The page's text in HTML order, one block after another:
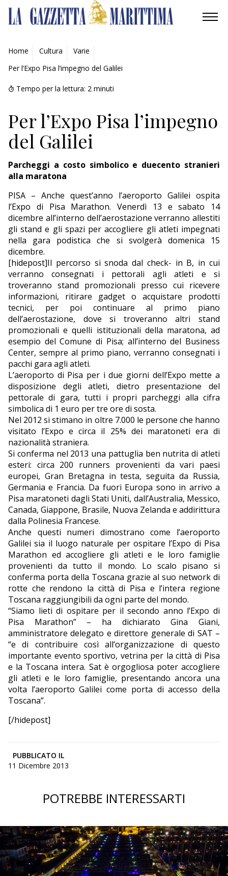
AMBIENTE
MOBILITÀ
INDUSTRIA
RICERCA
ECONOMIA
TURISMO
CULTURA
NAUTICA
EDITORIALI
Home Cultura
Varie
Per l’Expo Pisa l’impegno del Galilei
Tempo per la lettura: 2 minuti
Per l’Expo Pisa l’impegno
del Galilei
Parcheggi a costo simbolico e duecento stranieri
alla maratona
PISA – Anche quest’anno l’aeroporto Galilei ospita
l’Expo di Pisa Marathon. Venerdì 13 e sabato 14
dicembre all’interno dell’aerostazione verranno allestiti
gli stand e gli spazi per accogliere gli atleti impegnati
nella gara podistica che si svolgerà domenica 15
dicembre.
[hidepost]Il percorso si snoda dal check- in B, in cui
verranno consegnati i pettorali agli atleti e si
troveranno stand promozionali presso cui ricevere
informazioni, ritirare gadget o acquistare prodotti
tecnici, per poi continuare al primo piano
dell’aerostazione, dove si troveranno altri stand
promozionali e quelli istituzionali della maratona, ad
esempio del Comune di Pisa; all’interno del Business
Center, sempre al primo piano, verranno consegnati i
pacchi gara agli atleti.
L’aeroporto di Pisa per i due giorni dell’Expo mette a
disposizione degli atleti, dietro presentazione del
pettorale di gara, tutti i propri parcheggi alla cifra
simbolica di 1 euro per tre ore di sosta.
Nel 2012 si stimano in oltre 7.000 le persone che hanno
visitato l’Expo e circa il 25% dei maratoneti era di
nazionalità straniera.
Si conferma nel 2013 una pattuglia ben nutrita di atleti
esteri: circa 200 runners provenienti da vari paesi
europei, Gran Bretagna in testa, seguita da Russia,
Germania e Francia. Da fuori Europa sono in arrivo a
Pisa maratoneti dagli Stati Uniti, dall’Australia, Messico,
Canada, Giappone, Brasile, Nuova Zelanda e addirittura
dalla Polinesia Francese.
Anche questi numeri dimostrano come l’aeroporto
Galilei sia il luogo naturale per ospitare l’Expo di Pisa
Marathon ed accogliere gli atleti e le loro famiglie
provenienti da tutto il mondo. Lo scalo pisano si
conferma porta della Toscana grazie al suo network di
rotte che rendono la città di Pisa e l’intera regione
Toscana raggiungibili da ogni parte del mondo.
“Siamo lieti di ospitare per il secondo anno l’Expo di
Pisa Marathon” – ha dichiarato Gina Giani,
amministratore delegato e direttore generale di SAT –
“e di contribuire così all’organizzazione di questo
importante evento sportivo, vetrina per la città di Pisa
e la Toscana intera. Sat è orgogliosa poter accogliere
gli atleti e le loro famiglie, presentando ancora una
volta l’aeroporto Galilei come porta di accesso della
Toscana”.
[/hidepost]
PUBBLICATO IL
11 Dicembre 2013
POTREBBE INTERESSARTI